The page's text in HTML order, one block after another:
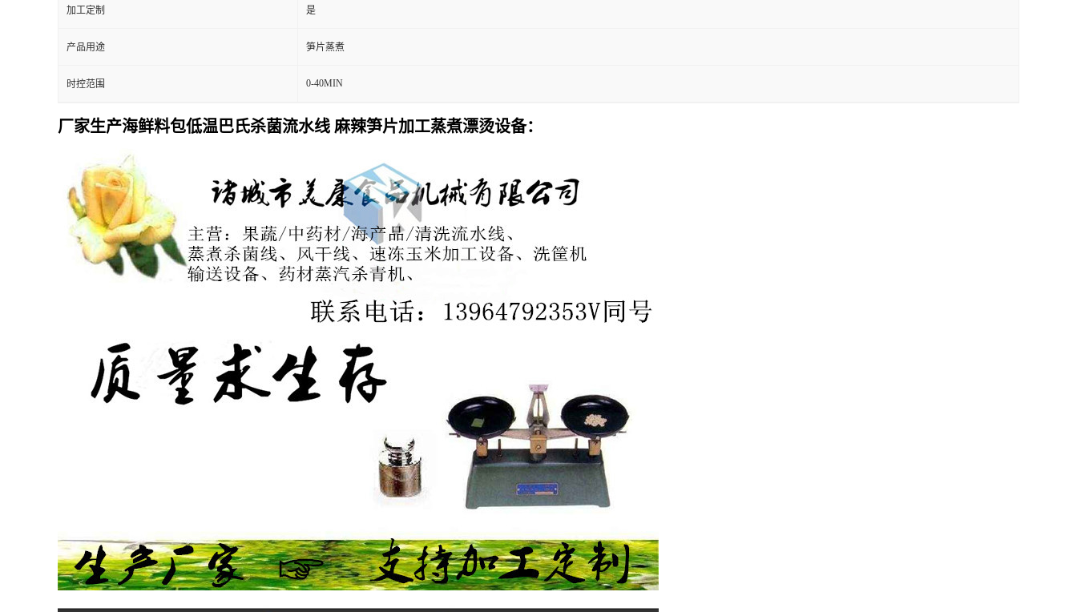
加工定制 是
产品用途 笋片蒸煮
时控范围 0-40MIN
厂家生产海鲜料包低温巴氏杀菌流水线 麻辣笋片加工蒸煮漂烫设备：